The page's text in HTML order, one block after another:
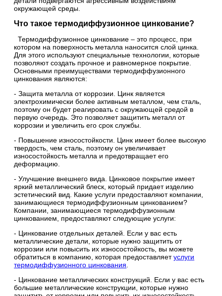
окружающей среды.
Что такое термодиффузионное цинкование?
Термодиффузионное цинкование – это процесс, при
котором на поверхность металла наносится слой цинка.
Для этого используют специальные технологии, которые
позволяют создать прочное и равномерное покрытие.
Основными преимуществами термодиффузионного
цинкования являются:
- Защита металла от коррозии. Цинк является
электрохимически более активным металлом, чем сталь,
поэтому он будет реагировать с окружающей средой в
первую очередь. Это позволяет защитить металл от
коррозии и увеличить его срок службы.
- Повышение износостойкости. Цинк имеет более высокую
твердость, чем сталь, поэтому он увеличивает
износостойкость металла и предотвращает его
деформацию.
- Улучшение внешнего вида. Цинковое покрытие имеет
яркий металлический блеск, который придает изделию
эстетический вид.
Какие услуги предоставляют компании,
занимающиеся термодиффузионным цинкованием?
Компании, занимающиеся термодиффузионным
цинкованием, предоставляют следующие услуги:
- Цинкование отдельных деталей. Если у вас есть
металлические детали, которые нужно защитить от
коррозии или повысить их износостойкость, вы можете
обратиться в компанию, которая предоставляетуслуги
термодиффузионного цинкования
- Цинкование металлических конструкций. Если у вас есть
большие металлические конструкции, которые нужно